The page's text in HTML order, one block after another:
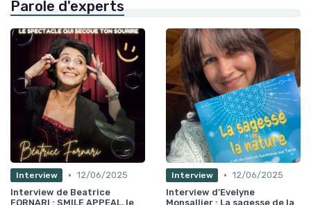
Parole d'experts
Interview • 12/06/2025
Interview de Beatrice
FORNARI : SMILE APPEAL, le
Interview • 12/06/2025
Interview d'Evelyne
Monsallier : La sagesse de la